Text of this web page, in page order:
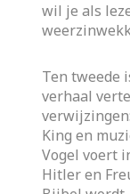
wil je als
Ten tweede
verhaal
King en
Vogel voert
Hitler en